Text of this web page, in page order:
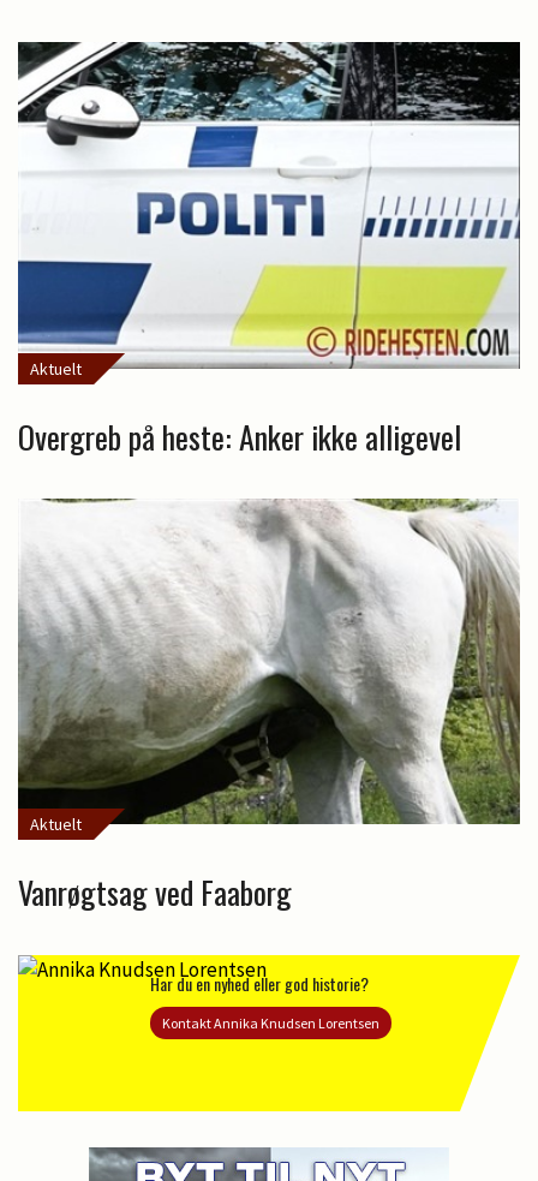
Aktuelt
Overgreb på heste: Anker ikke alligevel
Aktuelt
Vanrøgtsag ved Faaborg
Har du en nyhed eller god historie?
Kontakt Annika Knudsen Lorentsen